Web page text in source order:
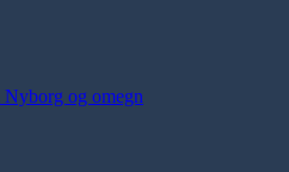
og omegn